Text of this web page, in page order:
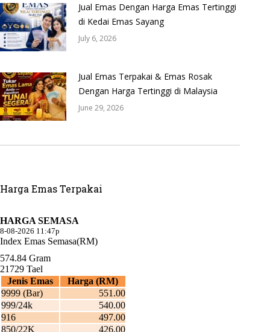
Jual Emas Dengan Harga Emas Tertinggi
di Kedai Emas Sayang
July 6, 2026
Jual Emas Terpakai & Emas Rosak
Dengan Harga Tertinggi di Malaysia
June 29, 2026
Harga Emas Terpakai